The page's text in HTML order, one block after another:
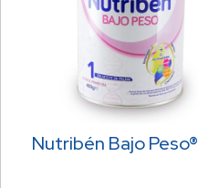
Nutribén Bajo Peso®